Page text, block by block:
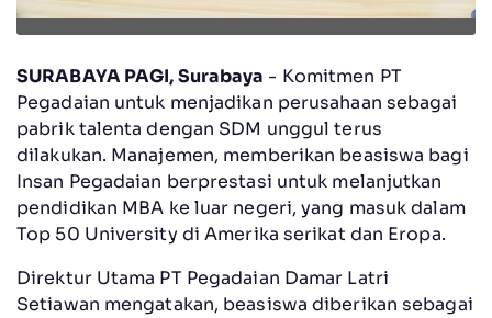
SURABAYA PAGI, Surabaya - Komitmen PT
Pegadaian untuk menjadikan perusahaan sebagai
pabrik talenta dengan SDM unggul terus
dilakukan. Manajemen, memberikan beasiswa bagi
Insan Pegadaian berprestasi untuk melanjutkan
pendidikan MBA ke luar negeri, yang masuk dalam
Top 50 University di Amerika serikat dan Eropa.
Direktur Utama PT Pegadaian Damar Latri
Setiawan mengatakan, beasiswa diberikan sebagai